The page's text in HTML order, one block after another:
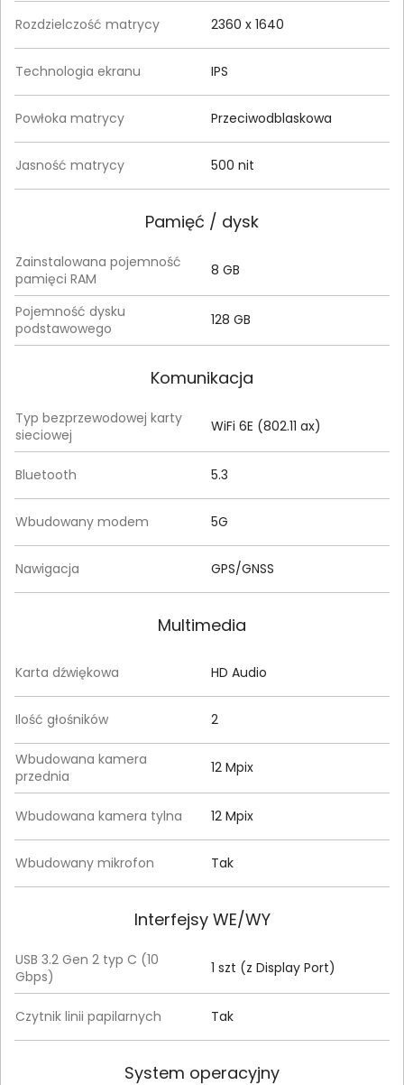
Rozdzielczość matrycy 2360 x 1640
Technologia ekranu IPS
Powłoka matrycy Przeciwodblaskowa
Jasność matrycy 500 nit
Pamięć / dysk
Zainstalowana pojemność
pamięci RAM
8 GB
Pojemność dysku
podstawowego
128 GB
Komunikacja
Typ bezprzewodowej karty
sieciowej
WiFi 6E (802.11 ax)
Bluetooth 5.3
Wbudowany modem 5G
Nawigacja GPS/GNSS
Multimedia
Karta dźwiękowa HD Audio
Ilość głośników 2
Wbudowana kamera
przednia
12 Mpix
Wbudowana kamera tylna 12 Mpix
Wbudowany mikrofon Tak
Interfejsy WE/WY
USB 3.2 Gen 2 typ C (10
Gbps)
1 szt (z Display Port)
Czytnik linii papilarnych Tak
System operacyjny